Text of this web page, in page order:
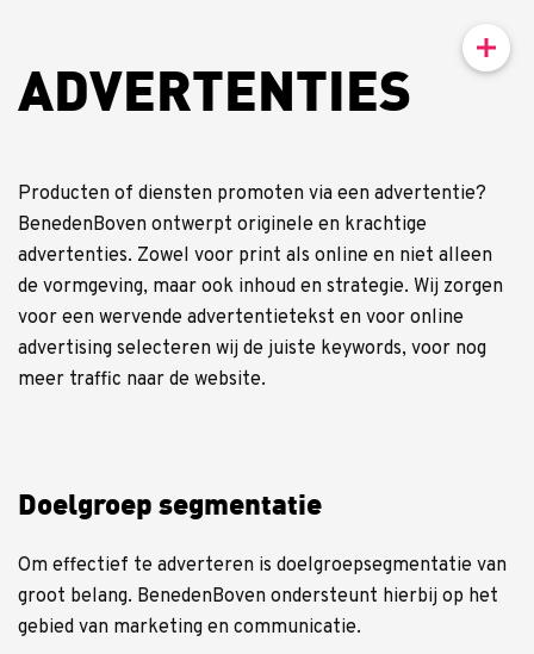
ADVERTENTIES
Producten of diensten promoten via een advertentie?
BenedenBoven ontwerpt originele en krachtige
advertenties. Zowel voor print als online en niet alleen
de vormgeving, maar ook inhoud en strategie. Wij zorgen
voor een wervende advertentietekst en voor online
advertising selecteren wij de juiste keywords, voor nog
meer traffic naar de website.
Doelgroep segmentatie
Om effectief te adverteren is doelgroepsegmentatie van
groot belang. BenedenBoven ondersteunt hierbij op het
gebied van marketing en communicatie.